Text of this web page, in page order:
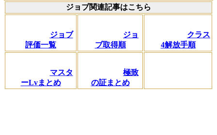
ジョブ関連記事はこちら
ジョブ
評価一覧
ジョ
ブ取得順
クラス
4解放手順
マスタ
ーLvまとめ
極致
の証まとめ